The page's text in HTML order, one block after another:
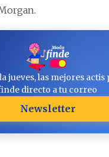
jueves, las mejores actis
directo a tu correo
Newsletter